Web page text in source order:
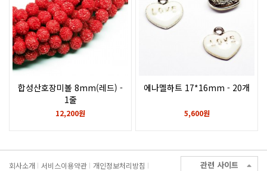
합성산호장미볼 8mm(레드) -
1줄
1줄개수 45~49개
12,200원
에나멜하트 17*16mm - 20개
5,600원
회사소개 서비스이용약관 개인정보처리방침 관련 사이트